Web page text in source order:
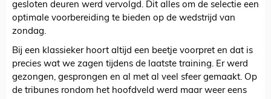
gesloten deuren werd vervolgd. Dit alles om de selectie een
optimale voorbereiding te bieden op de wedstrijd van
zondag.
Bij een klassieker hoort altijd een beetje voorpret en dat is
precies wat we zagen tijdens de laatste training. Er werd
gezongen, gesprongen en al met al veel sfeer gemaakt. Op
de tribunes rondom het hoofdveld werd maar weer eens